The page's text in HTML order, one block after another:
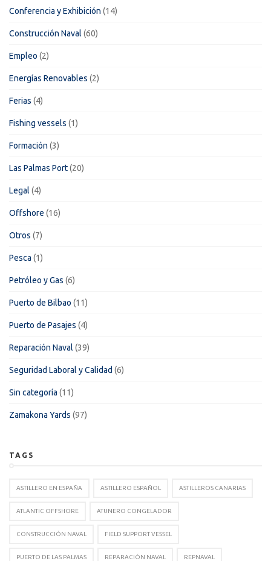
Conferencia y Exhibición (14)
Construcción Naval (60)
Empleo (2)
Energías Renovables (2)
Ferias (4)
Fishing vessels (1)
Formación (3)
Las Palmas Port(20)
Legal (4)
Offshore (16)
Otros (7)
Pesca (1)
Petróleo y Gas (6)
Puerto de Bilbao (11)
Puerto de Pasajes (4)
Reparación Naval (39)
Seguridad Laboral y Calidad (6)
Sin categoría (11)
Zamakona Yards (97)
TAGS
ASTILLERO EN ESPAÑA ASTILLERO ESPAÑOL ASTILLEROS CANARIAS
ATLANTIC OFFSHORE ATUNERO CONGELADOR
CONSTRUCCIÓN NAVAL FIELD SUPPORT VESSEL
PUERTO DE LAS PALMAS REPARACIÓN NAVAL REPNAVAL